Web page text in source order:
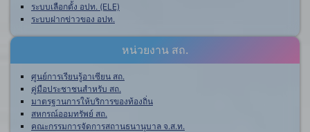
ระบบเลือกตั้ง อปท. (ELE)
ระบบฝากข่าวของ อปท.
หน่วยงาน สถ.
ศูนย์การเรียนรู้อาเซียน สถ.
คู่มือประชาชนสำหรับ สถ.
มาตรฐานการให้บริการของท้องถิ่น
สหกรณ์ออมทรัพย์ สถ.
คณะกรรมการจัดการสถานธนานุบาล จ.ส.ท.